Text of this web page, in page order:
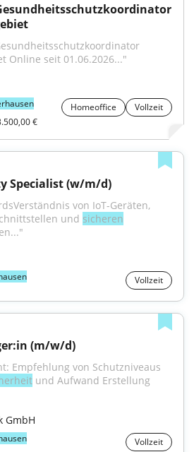
Online seit 01.06.2026..."
Homeoffice
Vollzeit
€
Specialist (w/m/d)
von IoT-Geräten,
und sicheren
Vollzeit
(m/w/d)
Empfehlung von Schutzniveaus
und Aufwand Erstellung
GmbH
Vollzeit